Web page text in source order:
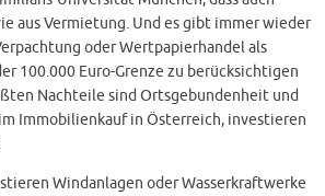
aus Vermietung. Und es gibt immer wieder
oder Wertpapierhandel als
100.000 Euro-Grenze zu berücksichtigen
Nachteile sind Ortsgebundenheit und
Immobilienkauf in Österreich, investieren
Windanlagen oder Wasserkraftwerke